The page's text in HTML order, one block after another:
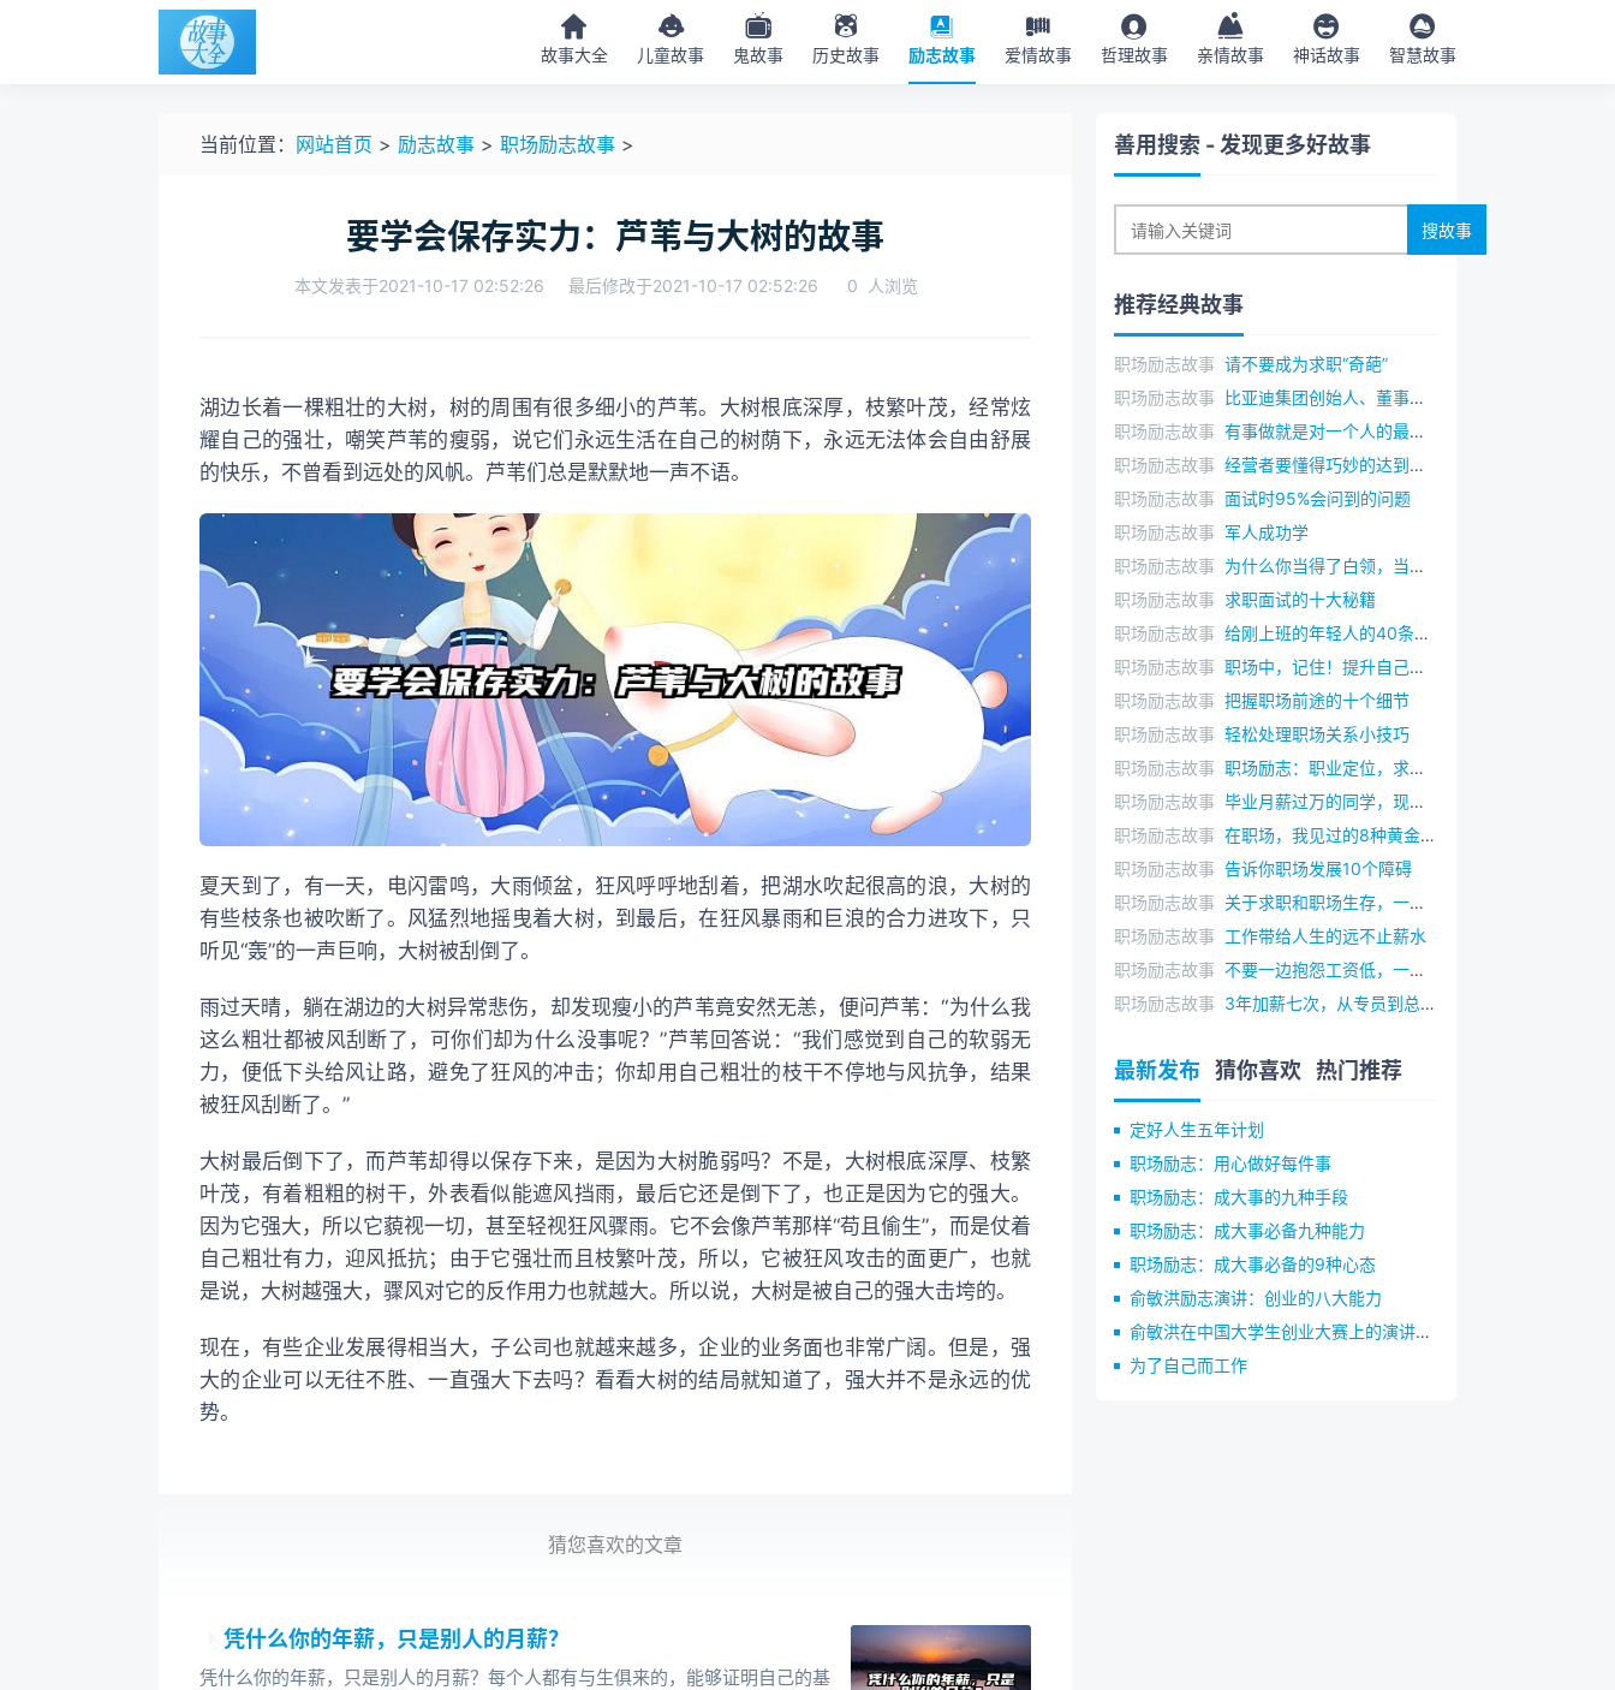
故事大全 儿童故事 鬼故事 历史故事 励志故事 爱情故事 哲理故事 亲情故事 神话故事 智慧故事
当前位置： 网站首页 > 励志故事 > 职场励志故事 >
要学会保存实力：芦苇与大树的故事
本文发表于2021-10-17 02:52:26 最后修改于2021-10-17 02:52:26 0 人浏览
湖边长着一棵粗壮的大树，树的周围有很多细小的芦苇。大树根底深厚，枝繁叶茂，经常炫
耀自己的强壮，嘲笑芦苇的瘦弱，说它们永远生活在自己的树荫下，永远无法体会自由舒展
的快乐，不曾看到远处的风帆。芦苇们总是默默地一声不语。
夏天到了，有一天，电闪雷鸣，大雨倾盆，狂风呼呼地刮着，把湖水吹起很高的浪，大树的
有些枝条也被吹断了。风猛烈地摇曳着大树，到最后，在狂风暴雨和巨浪的合力进攻下，只
听见“轰”的一声巨响，大树被刮倒了。
雨过天晴，躺在湖边的大树异常悲伤，却发现瘦小的芦苇竟安然无恙，便问芦苇：“为什么我
这么粗壮都被风刮断了，可你们却为什么没事呢？”芦苇回答说：“我们感觉到自己的软弱无
力，便低下头给风让路，避免了狂风的冲击；你却用自己粗壮的枝干不停地与风抗争，结果
被狂风刮断了。”
大树最后倒下了，而芦苇却得以保存下来，是因为大树脆弱吗？不是，大树根底深厚、枝繁
叶茂，有着粗粗的树干，外表看似能遮风挡雨，最后它还是倒下了，也正是因为它的强大。
因为它强大，所以它藐视一切，甚至轻视狂风骤雨。它不会像芦苇那样“苟且偷生”，而是仗着
自己粗壮有力，迎风抵抗；由于它强壮而且枝繁叶茂，所以，它被狂风攻击的面更广，也就
是说，大树越强大，骤风对它的反作用力也就越大。所以说，大树是被自己的强大击垮的。
现在，有些企业发展得相当大，子公司也就越来越多，企业的业务面也非常广阔。但是，强
大的企业可以无往不胜、一直强大下去吗？看看大树的结局就知道了，强大并不是永远的优
势。
猜您喜欢的文章
凭什么你的年薪，只是别人的月薪？
凭什么你的年薪，只是别人的月薪？每个人都有与生俱来的，能够证明自己的基
善用搜索 - 发现更多好故事
推荐经典故事
职场励志故事 请不要成为求职“奇葩”
职场励志故事 比亚迪集团创始人、董事长兼总裁王传福的创业故事（1）
职场励志故事 有事做就是对一个人的最大奖赏
职场励志故事 经营者要懂得巧妙的达到目标：肯德基的汉堡
职场励志故事 面试时95%会问到的问题
职场励志故事 军人成功学
职场励志故事 为什么你当得了白领，当不了老板
职场励志故事 求职面试的十大秘籍
职场励志故事 给刚上班的年轻人的40条忠告
职场励志故事 职场中，记住！提升自己，比什么都重要
职场励志故事 把握职场前途的十个细节
职场励志故事 轻松处理职场关系小技巧
职场励志故事 职场励志：职业定位，求职关键第一步
职场励志故事 毕业月薪过万的同学，现在连工作都找不到了
职场励志故事 在职场，我见过的8种黄金思维
职场励志故事 告诉你职场发展10个障碍
职场励志故事 关于求职和职场生存，一些不得不说的话
职场励志故事 工作带给人生的远不止薪水
职场励志故事 不要一边抱怨工资低，一边工作不努力
职场励志故事 3年加薪七次，从专员到总监的8个心得
最新发布 猜你喜欢 热门推荐
定好人生五年计划
职场励志：用心做好每件事
职场励志：成大事的九种手段
职场励志：成大事必备九种能力
职场励志：成大事必备的9种心态
俞敏洪励志演讲：创业的八大能力
俞敏洪在中国大学生创业大赛上的演讲：创业谈“赢”
为了自己而工作